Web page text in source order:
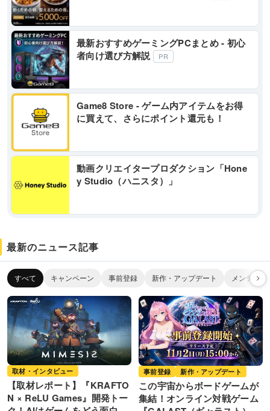
最新おすすめゲーミングPCまとめ - 初心
者向け選び方解説
PR
Game8 Store - ゲーム内アイテムをお得
に買えて、さらにポイント還元も！
動画クリエイタープロダクション「Hone
y Studio（ハニスタ）」
最新のニュース記事
すべて キャンペーン 事前登録 新作・アップデート メンテナ
取材・インタビュー
【取材レポート】『KRAFTO
N × ReLU Games』開発トー
事前登録 新作・アップデート
この宇宙からボードゲームが
集結！オンライン対戦ゲーム